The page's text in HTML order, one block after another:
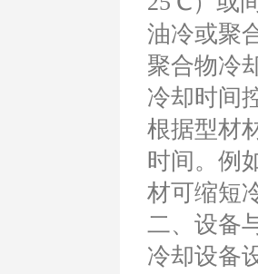
油冷或聚
聚合物冷
冷却时间
根据型材
时间。例
材可缩短
二、设备
冷却设备